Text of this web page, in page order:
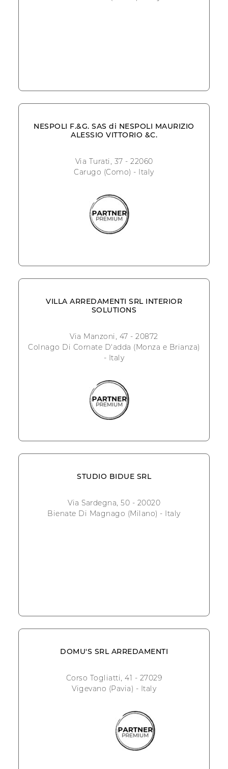
NESPOLI F.&G. SAS di NESPOLI MAURIZIO
ALESSIO VITTORIO &C.
Via Turati, 37 - 22060
Carugo (Como) - Italy
VILLA ARREDAMENTI SRL INTERIOR
SOLUTIONS
Via Manzoni, 47 - 20872
Colnago Di Cornate D'adda (Monza e Brianza)
- Italy
STUDIO BIDUE SRL
Via Sardegna, 50 - 20020
Bienate Di Magnago (Milano) - Italy
DOMU'S SRL ARREDAMENTI
Corso Togliatti, 41 - 27029
Vigevano (Pavia) - Italy